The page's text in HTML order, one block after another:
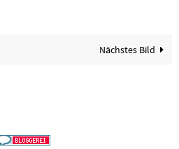
Nächstes Bild